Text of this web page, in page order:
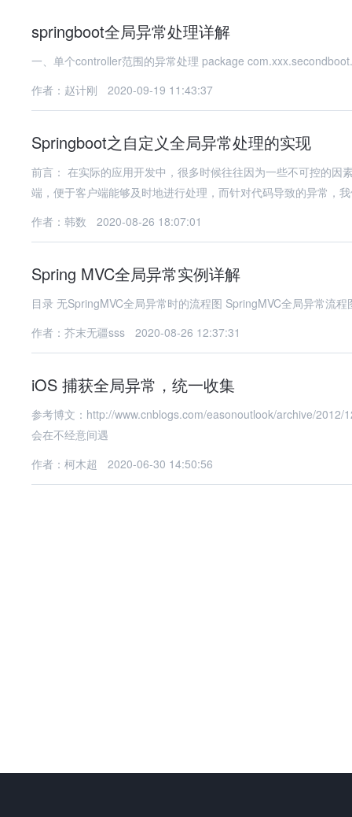
springboot全局异常处理详解
作者：赵计刚 2020-09-19 11:43:37
Springboot之自定义全局异常处理的实现
前言： 在实际的应用开发中，很多时候往往因为一些不可控的因素导致程序出现一些错误，这个时候就要及时把异常信息反馈给客户
端，便于客户端能够及时地进行处理，而针对代码导致的异常，
作者：韩数
2020-08-26 18:07:01
Spring MVC全局异常实例详解
作者：芥末无疆sss 2020-08-26 12:37:31
iOS 捕获全局异常，统一收集
参考博文：http://www.cnblogs.com/easonoutlook/archive/
会在不经意间遇
作者：柯木超
2020-06-30 14:50:56